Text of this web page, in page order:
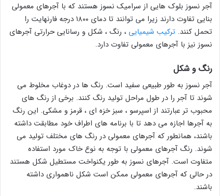
آجر نسوز بلوک هایی از سرامیک نسوز هستند که با آجرهای معمولی
بنایی تفاوت دارند زیرا می توانند تا دمای ۱۸۰۰ درجه فارنهایت را
تحمل کنند. ترکیب شیمیایی ، رنگ ، شکل و رسانایی حرارتی آجرهای
نسوز نیز با آجرهای معمولی تفاوت دارد.
رنگ و شکل
آجر نسوز به طور طبیعی سفید است. رنگ ها در دوغاب مخلوط می
شوند تا آجر را در طول مراحل تولید رنگ کنند. برخی از رنگ های
محبوب تر عبارتند از اسپرسو ، سبز خزه ای ، قرمز و مشکی. این رنگ
به آجرها اجازه می دهد تا با برنامه های اطراف خود مطابقت داشته
باشند، همانطور که آجرهای معمولی در رنگ های مختلف تولید می
شوند. رنگ آجرهای معمولی با توجه به نوع خاک مورد استفاده
متفاوت است. آجرهای نسوز به طور یکنواخت مستطیل شکل هستند
در حالی که آجرهای معمولی ممکن است شکل ناهمواری داشته
باشند.